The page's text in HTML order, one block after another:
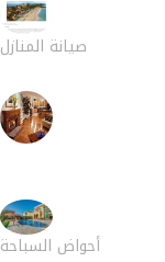
صيانة المنازل
أحواض السباحة